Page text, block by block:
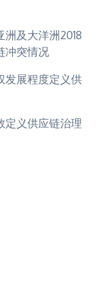
及大洋洲2018
冲突情况
发展程度定义供
定义供应链治理